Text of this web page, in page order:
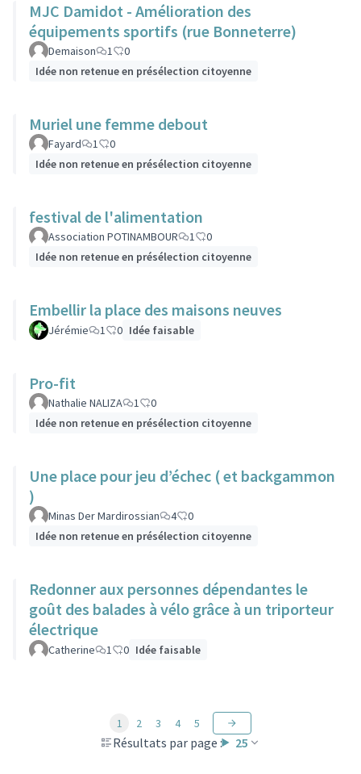
MJC Damidot - Amélioration des
équipements sportifs (rue Bonneterre)
Demaison 1
0
Idée non retenue en présélection citoyenne
Muriel une femme debout
Fayard 1
0
Idée non retenue en présélection citoyenne
festival de l'alimentation
Association POTINAMBOUR 1
0
Idée non retenue en présélection citoyenne
Embellir la place des maisons neuves
Jérémie 1 0 Idée faisable
Pro-fit
Nathalie NALIZA 1
0
Idée non retenue en présélection citoyenne
Une place pour jeu d’échec ( et backgammon
)
Minas Der Mardirossian 4
0
Idée non retenue en présélection citoyenne
Redonner aux personnes dépendantes le
goût des balades à vélo grâce à un triporteur
électrique
Catherine 1 0 Idée faisable
Résultats par page : 25
1 2 3 4 5